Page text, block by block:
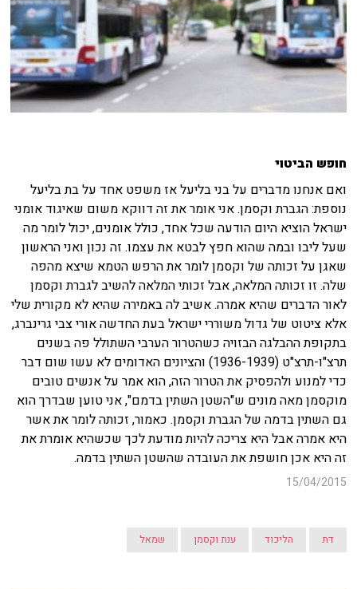
חופש הביטוי
ואם אנחנו מדברים על בני בליעל אז משפט אחד על בת בליעל
נוספת: הגברת וקסמן. אני אומר את זה דווקא משום שאיגוד אומני
ישראל הוציא היום הודעה שכל אחד, כולל אומנים, יכול לומר מה
שעל ליבו ובמה שהוא חפץ לבטא את עצמו. זה נכון ואני הראשון
שאגן על זכותה של וקסמן לומר את הרפש הטמא שיצא מהפה
שלה. זו זכותה המלאה, אבל זכותי המלאה להשיב לגברת וקסמן
לאור הדברים שהיא אמרה. אשיב לה באמירה שהיא לא מקורית שלי
אלא ציטוט של גדול משוררי ישראל בעת החדשה אורי צבי גרינברג,
בתקופת ההבלגה הבזויה כשהטרור הערבי השתולל פה בשנים
תרצ"ו-תרצ"ט (1936-1939) והציונים האדומים לא עשו שום דבר
כדי למנוע ולהפסיק את הטרור הזה, הוא אמר על אנשים טובים
מוקסמן מאה מונים ש"השטן השתין בדמם", אני טוען שבדרך הוא
גם השתין בדמה של הגברת וקסמן. כאמור, זכותה לומר את אשר
היא אמרה אבל היא צריכה להיות מודעת לכך שכשהיא אומרת את
זה היא אכן חושפת את העובדה שהשטן השתין בדמה.
15/04/2015
דת הליכוד ענת וקסמן שמאל